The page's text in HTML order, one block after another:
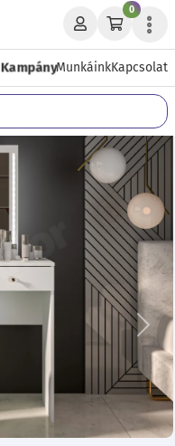
0
KampányMunkáinkKapcsolat